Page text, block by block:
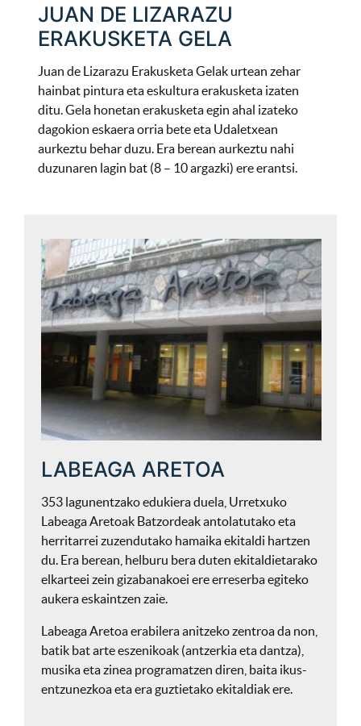
JUAN DE LIZARAZU
ERAKUSKETA GELA
Juan de Lizarazu Erakusketa Gelak urtean zehar
hainbat pintura eta eskultura erakusketa izaten
ditu. Gela honetan erakusketa egin ahal izateko
dagokion eskaera orria bete eta Udaletxean
aurkeztu behar duzu. Era berean aurkeztu nahi
duzunaren lagin bat (8 – 10 argazki) ere erantsi.
LABEAGA ARETOA
353 lagunentzako edukiera duela, Urretxuko
Labeaga Aretoak Batzordeak antolatutako eta
herritarrei zuzendutako hamaika ekitaldi hartzen
du. Era berean, helburu bera duten ekitaldietarako
elkarteei zein gizabanakoei ere erreserba egiteko
aukera eskaintzen zaie.
Labeaga Aretoa erabilera anitzeko zentroa da non,
batik bat arte eszenikoak (antzerkia eta dantza),
musika eta zinea programatzen diren, baita ikus-
entzunezkoa eta era guztietako ekitaldiak ere.